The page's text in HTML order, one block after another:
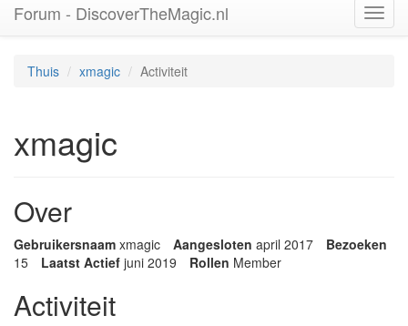
Forum - DiscoverTheMagic.nl
Thuis xmagic Activiteit
xmagic
Over
Gebruikersnaam xmagic Aangesloten april 2017
Bezoeken
15
Laatst Actief juni 2019 Rollen Member
Activiteit